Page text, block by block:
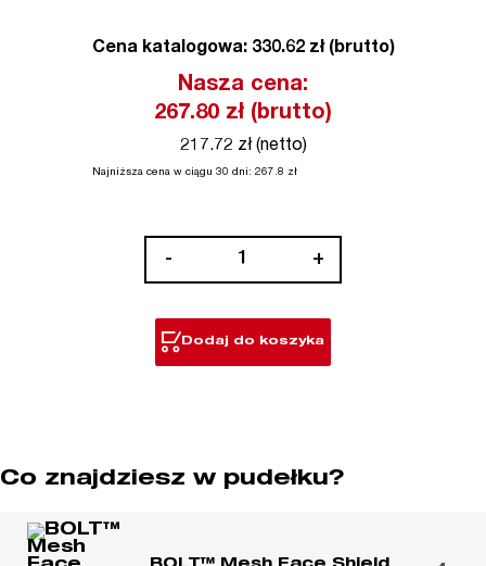
Cena katalogowa: 330.62 zł (brutto)
Nasza cena:
267.80 zł (brutto)
217.72 zł (netto)
Najniższa cena w ciągu 30 dni: 267.8 zł
-
Face
Shield
+
Dodaj do koszyka
Co znajdziesz w pudełku?